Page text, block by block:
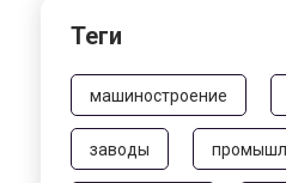
Теги
машиностроение
заводы